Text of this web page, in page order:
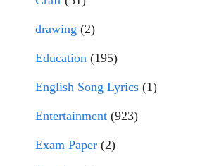
drawing (2)
Education (195)
English Song Lyrics (1)
Entertainment (923)
Exam Paper (2)